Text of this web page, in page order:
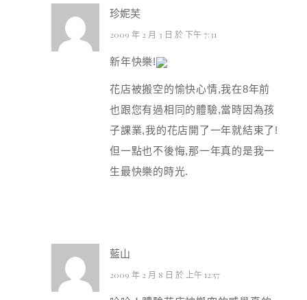
珍妮芙
2009 年 2 月 3 日 於 下午 7:31
新年快樂!
花店被搬空的愉快心情,我在8年前
也跟您有過相同的體驗,當時因為孩
子課業,我的花店開了一年就結束了!
但一點也不後悔,那一年真的是我一
生最快樂的時光.
藍山
2009 年 2 月 8 日 於 上午 12:57